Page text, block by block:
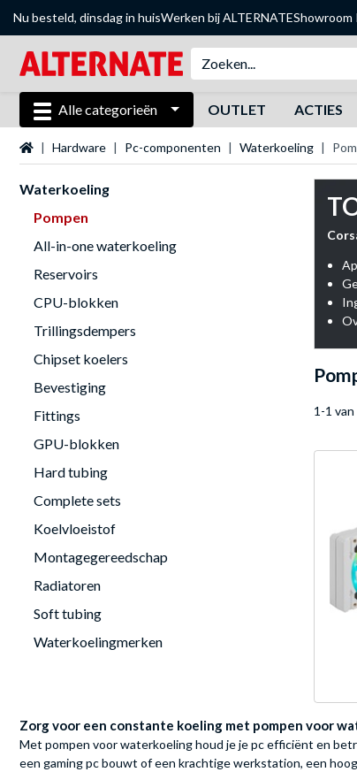
Nu besteld, dinsdag in huisWerken bij ALTERNATEShowroom
Alle categorieën OUTLET ACTIES
Startpagina
Hardware Pc-componenten Waterkoeling
Waterkoeling
Pompen
All-in-one waterkoeling
Reservoirs
CPU-blokken
Trillingsdempers
Chipset koelers
Bevestiging
Fittings
GPU-blokken
Hard tubing
Complete sets
Koelvloeistof
Montagegereedschap
Radiatoren
Soft tubing
Waterkoelingmerken
1-1
Zorg voor een constante koeling met pompen voor
Met pompen voor waterkoeling houd je je pc efficiënt en
een gaming pc bouwt of een krachtige werkstation, een